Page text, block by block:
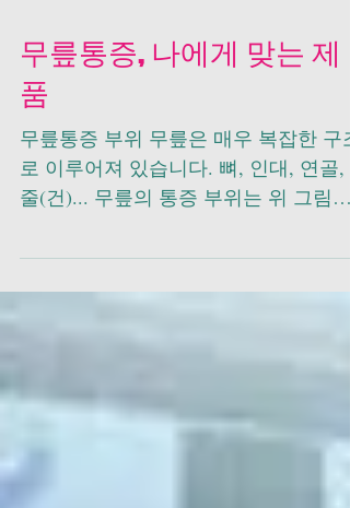
무릎통증, 나에게 맞는 제
품
무릎통증 부위 무릎은 매우 복잡한 구조
로 이루어져 있습니다. 뼈, 인대, 연골,
럼 슬개골(중앙)을 중심으로 상하좌우 5
부위로 구분해 보았습니다. 이 중 반월